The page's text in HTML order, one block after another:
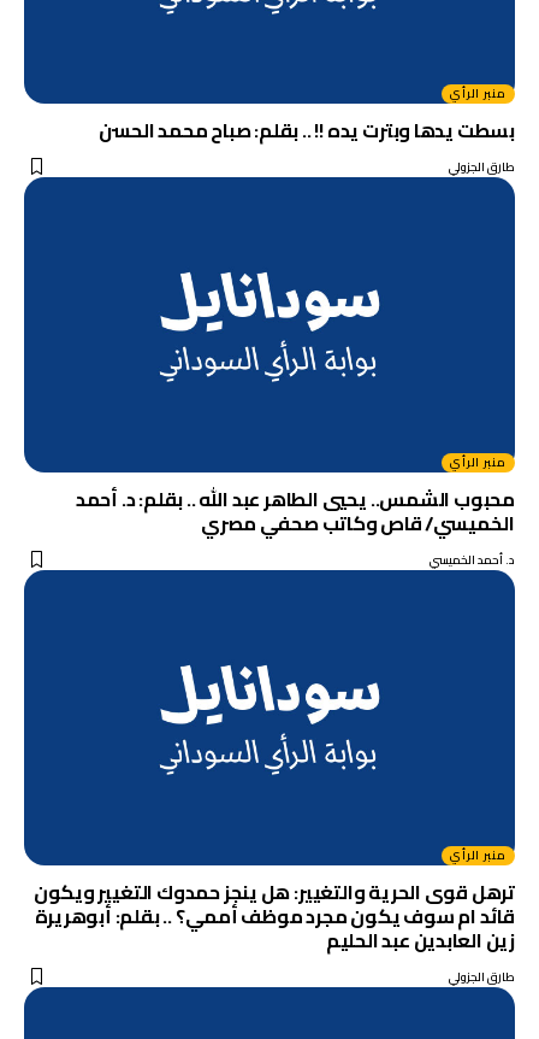
منبر الرأي
بسطت يدها وبترت يده !! .. بقلم: صباح محمد الحسن
طارق الجزولي
منبر الرأي
محبوب الشمس.. يحيي الطاهر عبد الله .. بقلم: د. أحمد
الخميسي/ قاص وكاتب صحفي مصري
د. أحمد الخميسي
منبر الرأي
ترهل قوى الحرية والتغيير: هل ينجز حمدوك التغيير ويكون
قائد ام سوف يكون مجرد موظف أممي؟ .. بقلم: أبوهريرة
زين العابدين عبد الحليم
طارق الجزولي